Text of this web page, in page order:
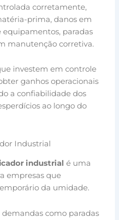
corretamente,
prima, danos em
equipamentos, paradas
manutenção corretiva.
investem em controle
ganhos operacionais
a confiabilidade dos
ao longo do
Industrial
industrial é uma
empresas que
da umidade.
como paradas